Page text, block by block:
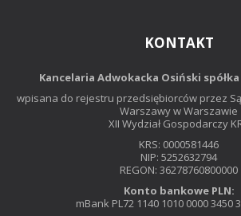
KONTAKT
Kancelaria Adwokacka Osiński
wpisana do rejestru przedsiębiorców przez
Warszawy w Warszawie
XII Wydział Gospodarczy
KRS: 0000581446
NIP: 5252632794
REGON: 36278760800000
Konto bankowe PLN:
mBank PL72 1140 1010 0000 3450